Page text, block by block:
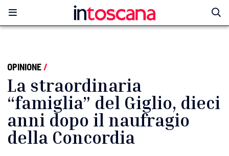
OPINIONE/
La straordinaria
“famiglia” del Giglio, dieci
anni dopo il naufragio
della Concordia